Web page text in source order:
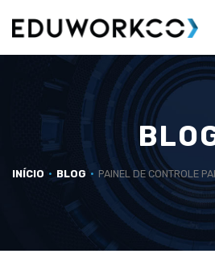
INÍCIO BLOG PAINEL DE CONTROLE